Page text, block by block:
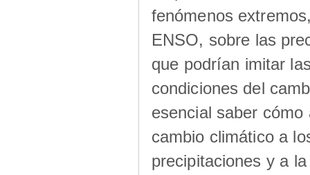
fenómenos
ENSO, sobre las
que podrían imitar
condiciones del
esencial saber cómo
cambio climático a
precipitaciones y a